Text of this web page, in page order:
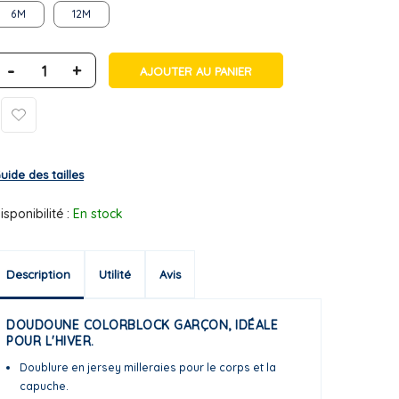
6M 12M
- + AJOUTER AU PANIER
des tailles
: En stock
Description Utilité Avis
DOUDOUNE COLORBLOCK GARÇON, IDÉALE
POUR L'HIVER.
Doublure en jersey milleraies pour le corps et la
capuche.